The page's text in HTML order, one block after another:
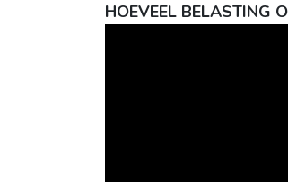
HOEVEEL